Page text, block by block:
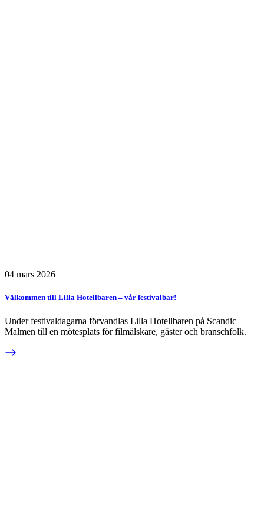
04 mars 2026
Välkommen till Lilla Hotellbaren – vår festivalbar!
Under festivaldagarna förvandlas Lilla Hotellbaren på Scandic
Malmen till en mötesplats för filmälskare, gäster och branschfolk.